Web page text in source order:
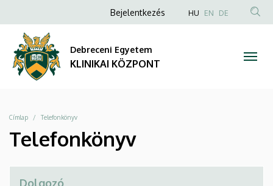
Telefonkönyv
KLINIKAI
KÖZPONT
a
tartalomra
Anonim
fiók
menüje
Bejelentkezés HU EN DE
Debreceni Egyetem
KLINIKAI KÖZPONT
Morzsa
Címlap Telefonkönyv
Telefonkönyv